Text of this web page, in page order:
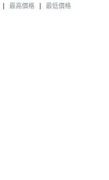
| 最高價格 | 最低價格